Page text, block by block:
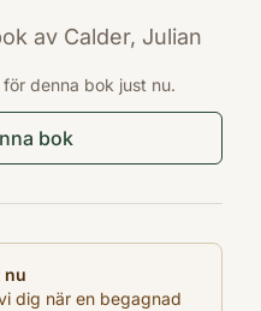
av Calder, Julian
denna bok just nu.
bok
nu
dig när en begagnad